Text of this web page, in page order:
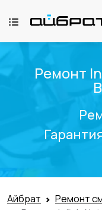
Ремонт
Айбрат Ремонт